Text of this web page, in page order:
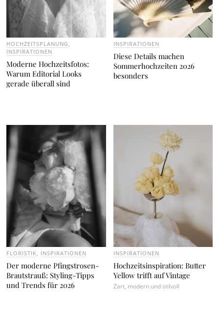
HOCHZEITSPLANUNG
INSPIRATIONEN
Moderne Hochzeitsfotos:
Warum Editorial Looks
gerade überall sind
INSPIRATIONEN
Diese Details machen
Sommerhochzeiten 2026
besonders
FLORISTIK INSPIRATIONEN
Der moderne Pfingstrosen-
Brautstrauß: Styling-Tipps
und Trends für 2026
INSPIRATIONEN
Hochzeitsinspiration: Butter
Yellow trifft auf Vintage
Zart, modern und stilvoll